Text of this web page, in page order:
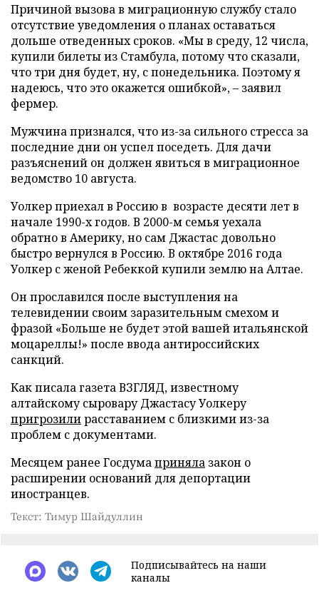
Причиной вызова в миграционную службу стало
отсутствие уведомления о планах оставаться
дольше отведенных сроков. «Мы в среду, 12 числа,
купили билеты из Стамбула, потому что сказали,
что три дня будет, ну, с понедельника. Поэтому я
надеюсь, что это окажется ошибкой», – заявил
фермер.
Мужчина признался, что из-за сильного стресса за
последние дни он успел поседеть. Для дачи
разъяснений он должен явиться в миграционное
ведомство 10 августа.
Уолкер приехал в Россию в возрасте десяти лет в
начале 1990-х годов. В 2000-м семья уехала
обратно в Америку, но сам Джастас довольно
быстро вернулся в Россию. В октябре 2016 года
Уолкер с женой Ребеккой купили землю на Алтае.
Он прославился после выступления на
телевидении своим заразительным смехом и
фразой «Больше не будет этой вашей итальянской
моцареллы!» после ввода антироссийских
санкций.
Как писала газета ВЗГЛЯД, известному
алтайскому сыровару Джастасу Уолкеру
пригрозилирасставанием с близкими из-за
проблем с документами.
Месяцем ранее Госдумаприняла закон о
расширении оснований для депортации
иностранцев.
Текст: Тимур Шайдуллин
Подписывайтесь на наши
каналы